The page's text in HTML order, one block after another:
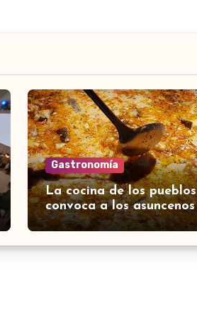
Gastronomía
La cocina de los pueblos
convoca a los asuncenos